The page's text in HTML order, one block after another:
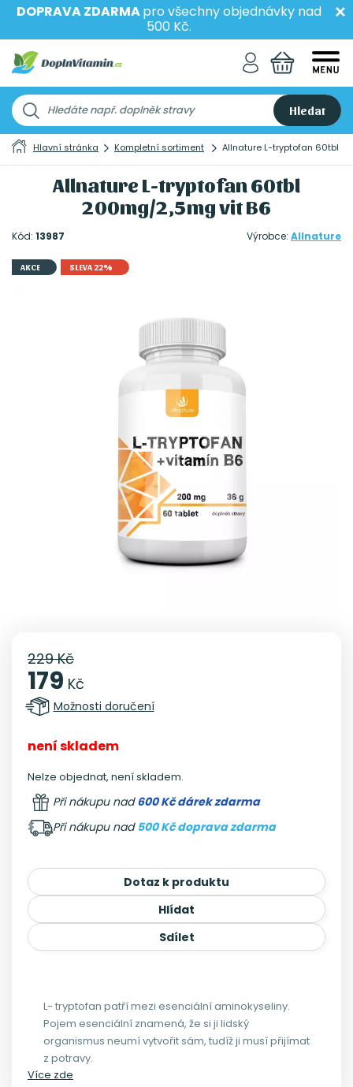
DOPRAVA ZDARMApro všechny objednávky nad
500 Kč.
Hledat
Hlavní stránka Kompletní sortiment Allnature L-tryptofan 60tbl
Allnature L-tryptofan 60tbl
200mg/2,5mg vit B6
Kód: 13987 Výrobce: Allnature
AKCE SLEVA 22%
229 Kč
179 Kč
Možnosti doručení
není skladem
Nelze objednat, není skladem.
Při nákupu nad600 Kč dárek zdarma
Při nákupu nad 500 Kč doprava zdarma
Dotaz k produktu
Hlídat
Sdílet
L- tryptofan patří mezi esenciální aminokyseliny.
Pojem esenciální znamená, že si ji lidský
organismus neumí vytvořit sám, tudíž ji musí přijímat
z potravy.
Více zde